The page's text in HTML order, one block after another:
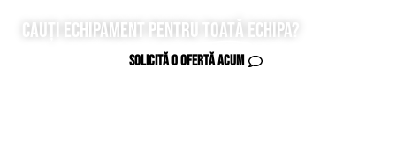
Cauți echipament pentru toată echipa?
Solicită o ofertă acum